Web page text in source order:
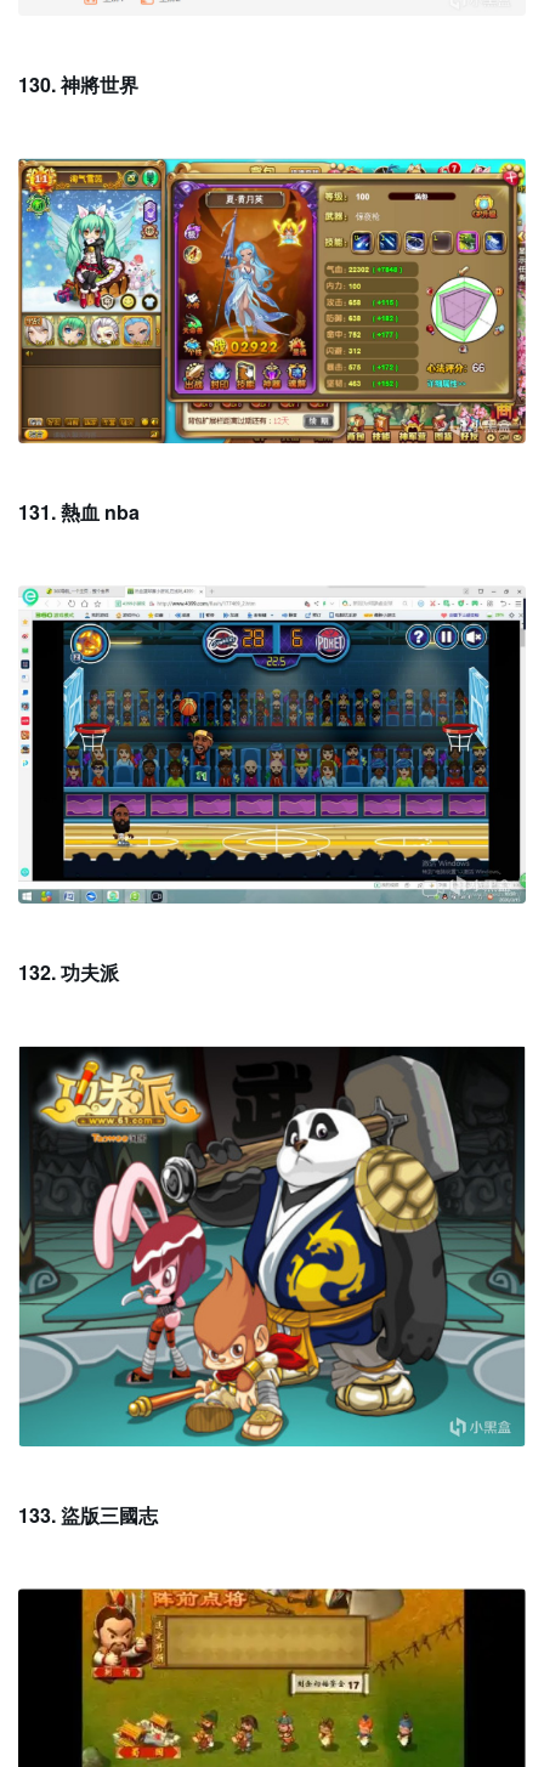
130. 神將世界
131. 熱血 nba
132. 功夫派
133. 盜版三國志